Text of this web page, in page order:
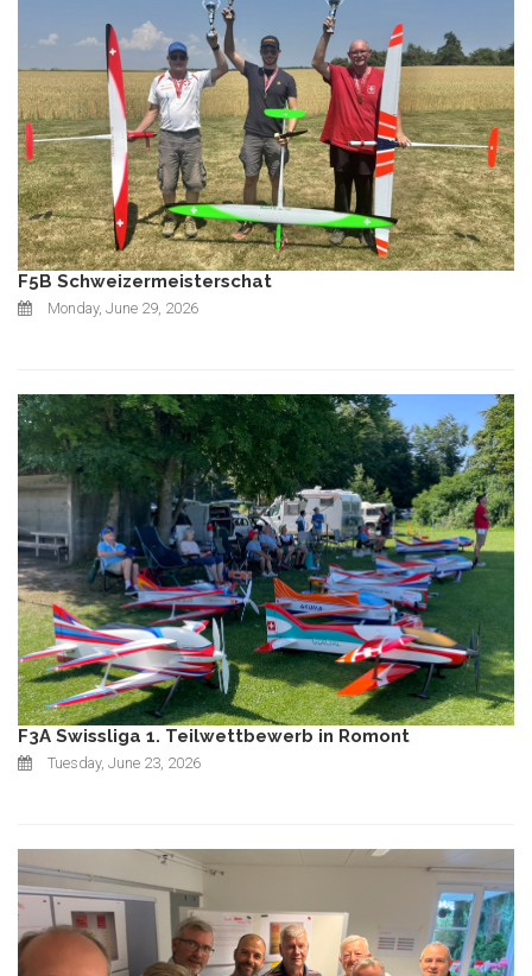
F5B Schweizermeisterschat
Monday, June 29, 2026
F3A Swissliga 1. Teilwettbewerb in Romont
Tuesday, June 23, 2026